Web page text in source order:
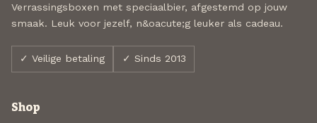
Verrassingsboxen met speciaalbier, afgestemd op jouw
smaak. Leuk voor jezelf, n&oacute;g leuker als cadeau.
✓ Veilige betaling ✓ Sinds 2013
Shop